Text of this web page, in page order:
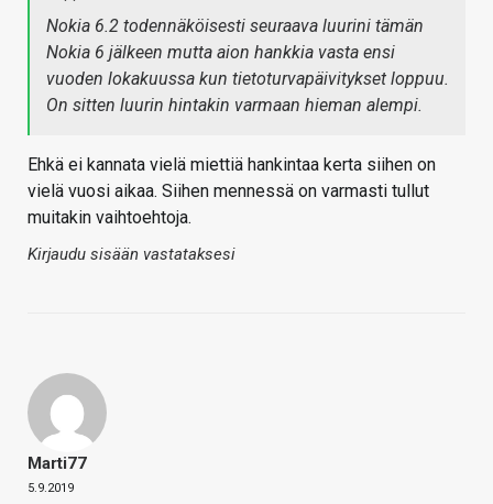
Nokia 6.2 todennäköisesti seuraava luurini tämän
Nokia 6 jälkeen mutta aion hankkia vasta ensi
vuoden lokakuussa kun tietoturvapäivitykset loppuu.
On sitten luurin hintakin varmaan hieman alempi.
Ehkä ei kannata vielä miettiä hankintaa kerta siihen on
vielä vuosi aikaa. Siihen mennessä on varmasti tullut
muitakin vaihtoehtoja.
Kirjaudu sisään vastataksesi
Marti77
5.9.2019